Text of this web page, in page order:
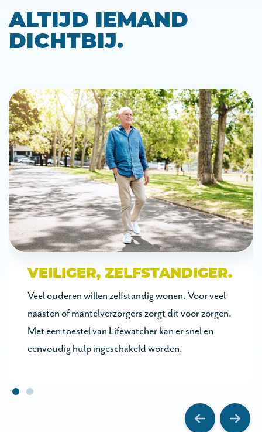
ALTIJD IEMAND
DICHTBIJ.
VEILIGER, ZELFSTANDIGER.
Veel ouderen willen zelfstandig wonen. Voor veel
naasten of mantelverzorgers zorgt dit voor zorgen.
Met een toestel van Lifewatcher kan er snel en
eenvoudig hulp ingeschakeld worden.